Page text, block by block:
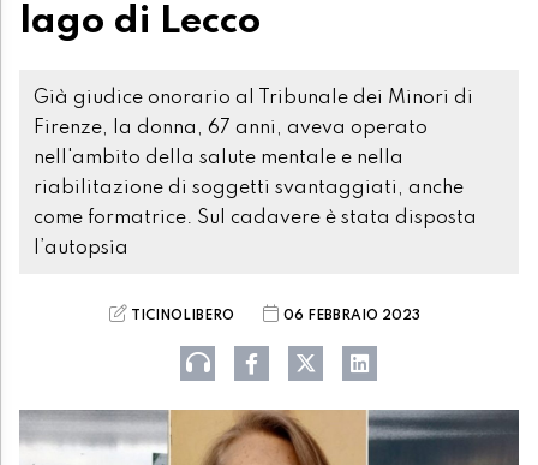
lago di Lecco
Già giudice onorario al Tribunale dei Minori di
Firenze, la donna, 67 anni, aveva operato
nell'ambito della salute mentale e nella
riabilitazione di soggetti svantaggiati, anche
come formatrice. Sul cadavere è stata disposta
l’autopsia
TICINOLIBERO 06 FEBBRAIO 2023